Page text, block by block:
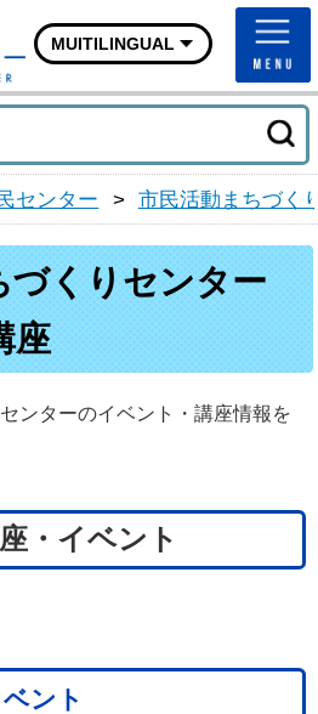
みらい平市民センター
市ホームページ
MUITILINGUAL
センター > 市民活動まちづく
づくりセンター
座
ンターのイベント・講座情報を
・イベント
ント